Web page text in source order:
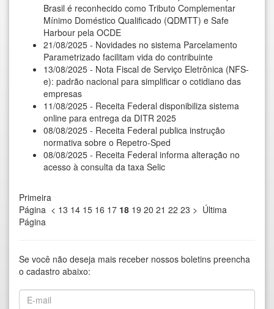
Brasil é reconhecido como Tributo Complementar
Mínimo Doméstico Qualificado (QDMTT) e Safe
Harbour pela OCDE
21/08/2025 - Novidades no sistema Parcelamento
Parametrizado facilitam vida do contribuinte
13/08/2025 - Nota Fiscal de Serviço Eletrônica (NFS-
e): padrão nacional para simplificar o cotidiano das
empresas
11/08/2025 - Receita Federal disponibiliza sistema
online para entrega da DITR 2025
08/08/2025 - Receita Federal publica instrução
normativa sobre o Repetro-Sped
08/08/2025 - Receita Federal informa alteração no
acesso à consulta da taxa Selic
Primeira
Página < 13 14 15 16 17 18 19 20 21 22 23 > Última
Página
Se você não deseja mais receber nossos boletins preencha
o cadastro abaixo: